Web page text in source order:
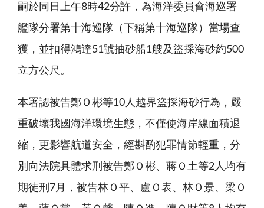
嗣於同日上午8時42分許，為海洋委員會海巡署
艦隊分署第十海巡隊（下稱第十海巡隊）當場查
獲，並扣得鴻達51號抽砂船1艘及盜採海砂約500
立方公尺。
本署認被告鄭Ｏ彬等10人越界盜採海砂行為，嚴
重破壞我國海洋環境生態，不僅使海岸線面積退
縮，更影響航道安全，經斟酌犯罪情節輕重，分
別向法院具體求刑被告鄭Ｏ彬、蔣Ｏ土等2人均有
期徒刑7月，被告林Ｏ平、盧Ｏ表、林Ｏ景、梁Ｏ